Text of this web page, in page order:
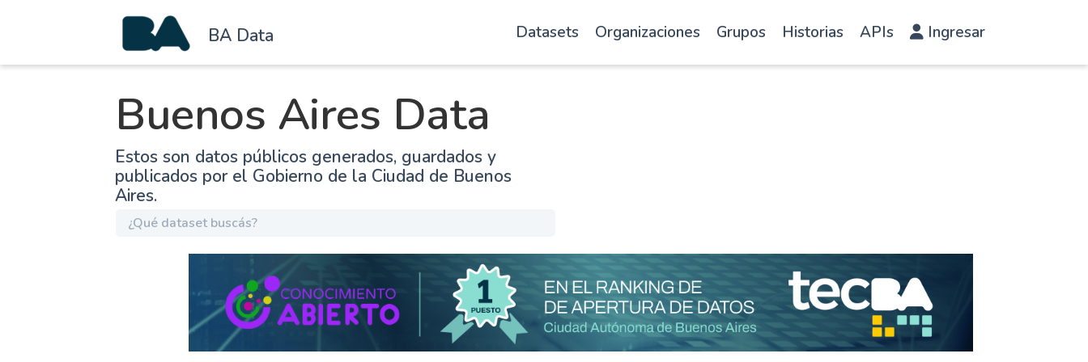
BA Data Datasets Organizaciones Grupos Historias APIs Ingresar
Buenos Aires Data
Estos son datos públicos generados, guardados y
publicados por el Gobierno de la Ciudad de Buenos
Aires.